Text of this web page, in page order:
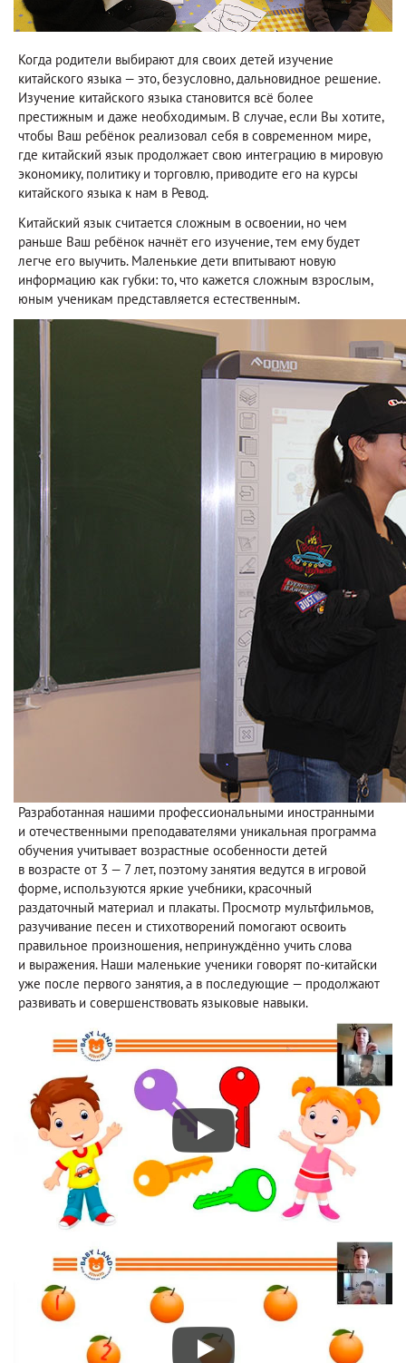
Когда родители выбирают для своих детей изучение
китайского языка — это, безусловно, дальновидное решение.
Изучение китайского языка становится всё более
престижным и даже необходимым. В случае, если Вы хотите,
чтобы Ваш ребёнок реализовал себя в современном мире,
где китайский язык продолжает свою интеграцию в мировую
экономику, политику и торговлю, приводите его на курсы
китайского языка к нам в Ревод.
Китайский язык считается сложным в освоении, но чем
раньше Ваш ребёнок начнёт его изучение, тем ему будет
легче его выучить. Маленькие дети впитывают новую
информацию как губки: то, что кажется сложным взрослым,
юным ученикам представляется естественным.
Разработанная нашими профессиональными иностранными
и отечественными преподавателями уникальная программа
обучения учитывает возрастные особенности детей
в возрасте от 3 — 7 лет, поэтому занятия ведутся в игровой
форме, используются яркие учебники, красочный
раздаточный материал и плакаты. Просмотр мультфильмов,
разучивание песен и стихотворений помогают освоить
правильное произношения, непринуждённо учить слова
и выражения. Наши маленькие ученики говорят по-китайски
уже после первого занятия, а в последующие — продолжают
развивать и совершенствовать языковые навыки.